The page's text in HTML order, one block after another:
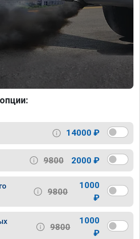
14000 ₽
9800 2000 ₽
9800
1000
₽
9800
1000
₽